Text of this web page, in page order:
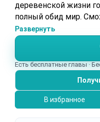
деревенской жизни
полный обид мир.
замкнутости,
Развернуть
Есть бесплатные главы ·
В избранное